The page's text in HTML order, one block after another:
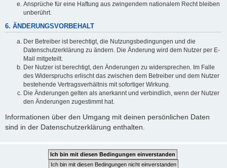
Ansprüche für eine Haftung aus zwingendem nationalem Recht bleiben
unberührt.
6. ÄNDERUNGSVORBEHALT
Der Betreiber ist berechtigt, die Nutzungsbedingungen und die
Datenschutzerklärung zu ändern. Die Änderung wird dem Nutzer per E-
Mail mitgeteilt.
Der Nutzer ist berechtigt, den Änderungen zu widersprechen. Im Falle
des Widerspruchs erlischt das zwischen dem Betreiber und dem Nutzer
bestehende Vertragsverhältnis mit sofortiger Wirkung.
Die Änderungen gelten als anerkannt und verbindlich, wenn der Nutzer
den Änderungen zugestimmt hat.
Informationen über den Umgang mit deinen persönlichen Daten
sind in der Datenschutzerklärung enthalten.